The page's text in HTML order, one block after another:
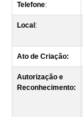
Telefone:
Local :
Ato de Criação:
Autorização e
Reconhecimento: